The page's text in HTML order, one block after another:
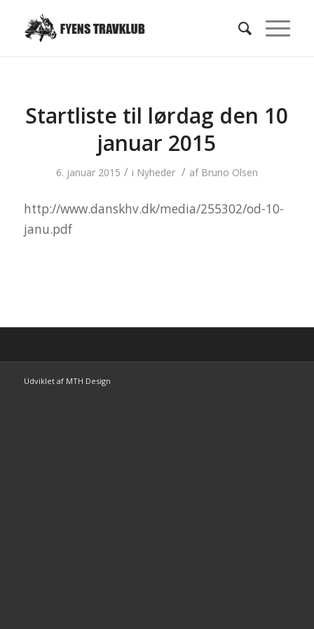
Startliste til lørdag den 10
januar 2015
6. januar 2015 / i Nyheder / af Bruno Olsen
http://www.danskhv.dk/media/255302/od-10-
janu.pdf
Udviklet af MTH Design